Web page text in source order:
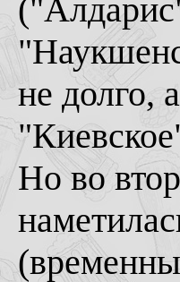
не долго,
Но во